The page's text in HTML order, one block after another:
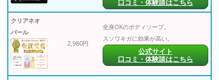
口コミ・体験談はこちら
クリアネオ
パール
2,980円
全身OKのボディソープ。
スソワキガに効果が高い。
公式サイト
口コミ・体験談はこちら